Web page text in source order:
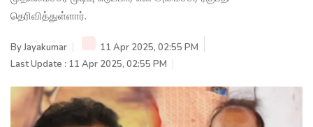
தெரிவித்துள்ளார்.
ByJayakumar
11 Apr 2025, 02:55 PM
Last Update : 11 Apr 2025, 02:55 PM